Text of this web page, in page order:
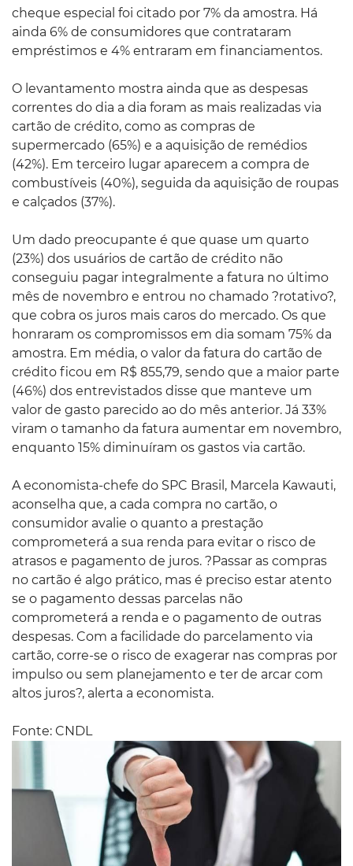
cheque especial foi citado por 7% da amostra. Há
ainda 6% de consumidores que contrataram
empréstimos e 4% entraram em financiamentos.
O levantamento mostra ainda que as despesas
correntes do dia a dia foram as mais realizadas via
cartão de crédito, como as compras de
supermercado (65%) e a aquisição de remédios
(42%). Em terceiro lugar aparecem a compra de
combustíveis (40%), seguida da aquisição de roupas
e calçados (37%).
Um dado preocupante é que quase um quarto
(23%) dos usuários de cartão de crédito não
conseguiu pagar integralmente a fatura no último
mês de novembro e entrou no chamado ?rotativo?,
que cobra os juros mais caros do mercado. Os que
honraram os compromissos em dia somam 75% da
amostra. Em média, o valor da fatura do cartão de
crédito ficou em R$ 855,79, sendo que a maior parte
(46%) dos entrevistados disse que manteve um
valor de gasto parecido ao do mês anterior. Já 33%
viram o tamanho da fatura aumentar em novembro,
enquanto 15% diminuíram os gastos via cartão.
A economista-chefe do SPC Brasil, Marcela Kawauti,
aconselha que, a cada compra no cartão, o
consumidor avalie o quanto a prestação
comprometerá a sua renda para evitar o risco de
atrasos e pagamento de juros. ?Passar as compras
no cartão é algo prático, mas é preciso estar atento
se o pagamento dessas parcelas não
comprometerá a renda e o pagamento de outras
despesas. Com a facilidade do parcelamento via
cartão, corre-se o risco de exagerar nas compras por
impulso ou sem planejamento e ter de arcar com
altos juros?, alerta a economista.
Fonte: CNDL